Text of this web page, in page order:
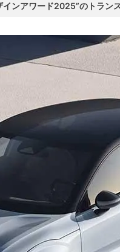
ンアワード2025”のトラン